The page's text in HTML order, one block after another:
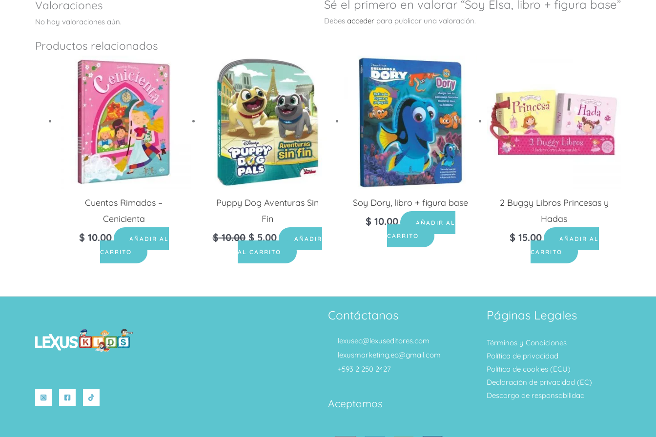
Valoraciones
No hay valoraciones aún.
Sé el primero en valorar “Soy Elsa, libro + figura base”
Debes acceder para publicar una valoración.
Productos relacionados
Cuentos Rimados –
Cenicienta
$ 10.00
AÑADIR AL
CARRITO
Puppy Dog Aventuras Sin
Fin
$10.00 $5.00
AÑADIR
AL CARRITO
Soy Dory, libro + figura base
$ 10.00
AÑADIR AL
CARRITO
2 Buggy Libros Princesas y
Hadas
$ 15.00
AÑADIR AL
CARRITO
Contáctanos
lexusec@lexuseditores.com
lexusmarketing.ec@gmail.com
+593 2 250 2427
Aceptamos
Páginas Legales
Términos y Condiciones
Política de privacidad
Política de cookies (ECU)
Declaración de privacidad (EC)
Descargo de responsabilidad